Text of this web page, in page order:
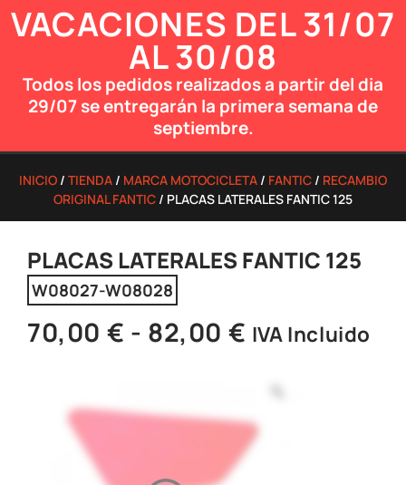
VACACIONES DEL 31/07
AL 30/08
Todos los pedidos realizados a partir del dia
29/07 se entregarán la primera semana de
septiembre.
INICIO / TIENDA / MARCA MOTOCICLETA / FANTIC / RECAMBIO
ORIGINAL FANTIC / PLACAS LATERALES FANTIC 125
PLACAS LATERALES FANTIC 125
W08027-W08028
70,00 € - 82,00 € IVA Incluido